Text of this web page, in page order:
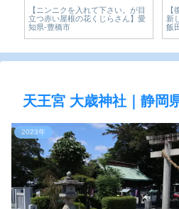
【ニンニクを入れて下さい。が目
立つ赤い屋根の花くじらさん】愛
知県-豊橋市
新
飯
天王宮 大歳神社｜静岡
2023年